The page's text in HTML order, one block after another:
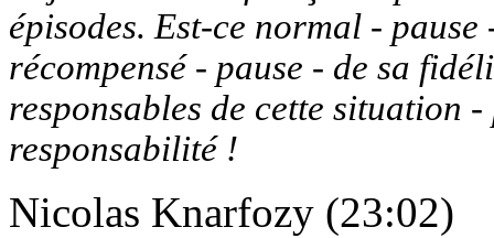
épisodes. Est-ce normal -
récompensé - pause - de sa
responsables de cette situation
responsabilité !
Nicolas Knarfozy (23:02)